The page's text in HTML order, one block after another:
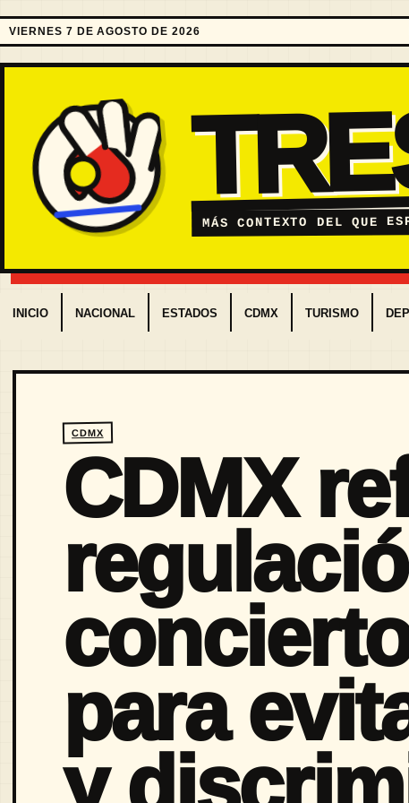
VIERNES 7 DE AGOSTO DE 2026
MÁS CONTEXTO DEL QUE
INICIO NACIONAL ESTADOS CDMX TURISMO
CDMX
CDMX
para